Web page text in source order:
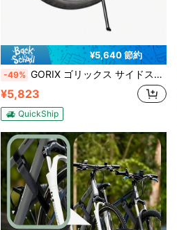
¥5,640 節約
-49% GORIX ゴリックス サイドスタンド 自転車 ロードバイク 26-29インチ 700c クロスバイク キックスタンド 軽量 車体取付 後つけ 調整 サイクルスタンド 自転車スタンド 安定 倒れない (GX-ST978) マウンテンバイク
¥5,823
QuickShip